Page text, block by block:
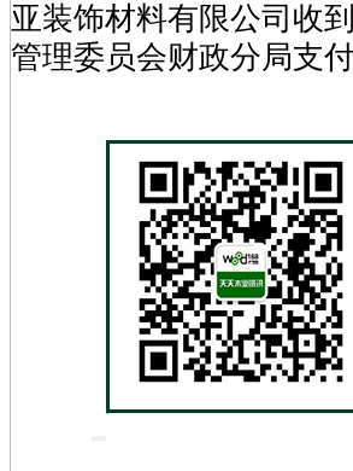
亚装饰材料有限公司收
管理委员会财政分局支